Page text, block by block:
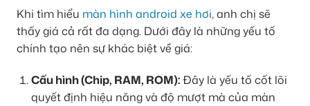
Khi tìm hiểu màn hình android xe hơi, anh chị sẽ
thấy giá cả rất đa dạng. Dưới đây là những yếu tố
chính tạo nên sự khác biệt về giá:
Cấu hình (Chip, RAM, ROM):Đây là yếu tố cốt lõi
quyết định hiệu năng và độ mượt mà của màn